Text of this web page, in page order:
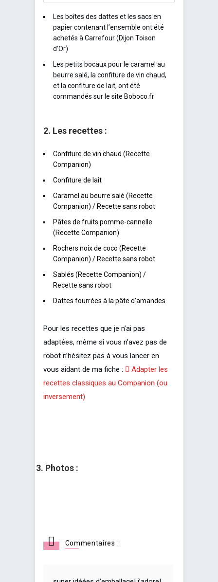
Les boîtes des dattes et les sacs en
papier contenant l’ensemble ont été
achetés à Carrefour (Dijon Toison
d’Or)
Les petits bocaux pour le caramel au
beurre salé, la confiture de vin chaud,
et la confiture de lait, ont été
commandés sur le site Boboco.fr
2. Les recettes :
Confiture de vin chaud (Recette
Companion)
Confiture de lait
Caramel au beurre salé (Recette
Companion) / Recette sans robot
Pâtes de fruits pomme-cannelle
(Recette Companion)
Rochers noix de coco (Recette
Companion) / Recette sans robot
Sablés (Recette Companion) /
Recette sans robot
Dattes fourrées à la pâte d’amandes
Pour les recettes que je n’ai pas
adaptées, même si vous n’avez pas de
robot n’hésitez pas à vous lancer en
vous aidant de ma fiche :
Adapter les
recettes classiques au Companion (ou
inversement)
3. Photos :
Commentaires :